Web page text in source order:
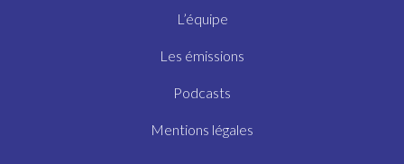
L’équipe
Les émissions
Podcasts
Mentions légales